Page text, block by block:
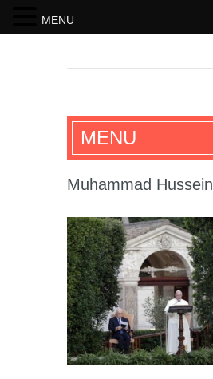
SKRIFTEN
MENU
Muhammad Hussein
MENU